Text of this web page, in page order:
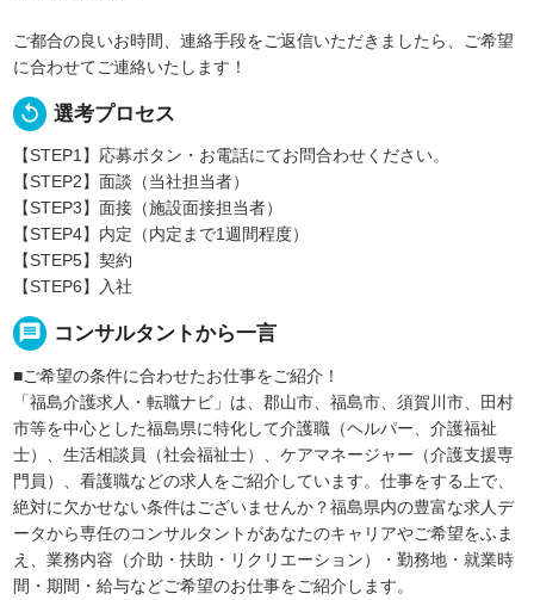
ご都合の良いお時間、連絡手段をご返信いただきましたら、ご希望
に合わせてご連絡いたします！
replay 選考プロセス
【STEP1】応募ボタン・お電話にてお問合わせください。
【STEP2】面談（当社担当者）
【STEP3】面接（施設面接担当者）
【STEP4】内定（内定まで1週間程度）
【STEP5】契約
【STEP6】入社
message コンサルタントから一言
■ご希望の条件に合わせたお仕事をご紹介！
「福島介護求人・転職ナビ」は、郡山市、福島市、須賀川市、田村
市等を中心とした福島県に特化して介護職（ヘルパー、介護福祉
士）、生活相談員（社会福祉士）、ケアマネージャー（介護支援専
門員）、看護職などの求人をご紹介しています。仕事をする上で、
絶対に欠かせない条件はございませんか？福島県内の豊富な求人デ
ータから専任のコンサルタントがあなたのキャリアやご希望をふま
え、業務内容（介助・扶助・リクリエーション）・勤務地・就業時
間・期間・給与などご希望のお仕事をご紹介します。